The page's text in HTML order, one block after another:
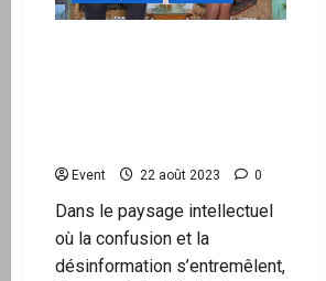
Le
retour
Event 22 août 2023 0
Dans le paysage intellectuel
où la confusion et la
désinformation s’entremêlent,